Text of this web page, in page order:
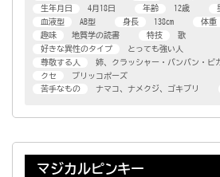
生年月日
4月18日 年齢 12歳
血液型
AB型 身長 138cm 体重
趣味
地質学の読書 特技
歌
好きな異性のタイプ
とっても強い人
尊敬する人
姉、クラッシャー・バンバン・ビ
クセ
ブリッコポーズ
苦手なもの
ナマコ、ナメクジ、ゴキブリ
マジカルピンキー